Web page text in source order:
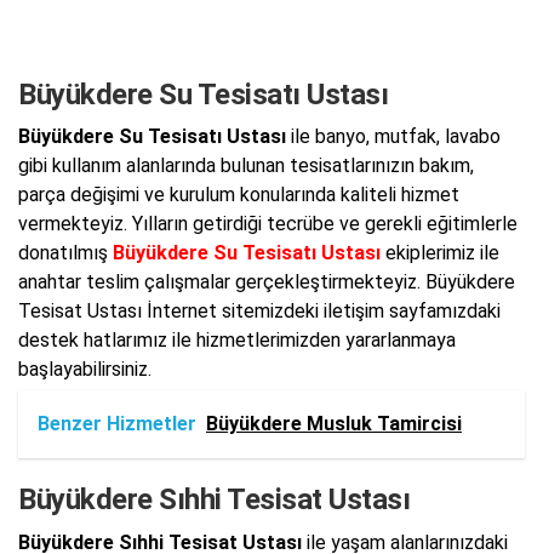
Büyükdere Su Tesisatı Ustası
Büyükdere Su Tesisatı Ustası ile banyo, mutfak, lavabo
gibi kullanım alanlarında bulunan tesisatlarınızın bakım,
parça değişimi ve kurulum konularında kaliteli hizmet
vermekteyiz. Yılların getirdiği tecrübe ve gerekli eğitimlerle
donatılmış Büyükdere Su Tesisatı Ustası ekiplerimiz ile
anahtar teslim çalışmalar gerçekleştirmekteyiz. Büyükdere
Tesisat Ustası İnternet sitemizdeki iletişim sayfamızdaki
destek hatlarımız ile hizmetlerimizden yararlanmaya
başlayabilirsiniz.
Benzer Hizmetler Büyükdere Musluk Tamircisi
Büyükdere Sıhhi Tesisat Ustası
Büyükdere Sıhhi Tesisat Ustası ile yaşam alanlarınızdaki